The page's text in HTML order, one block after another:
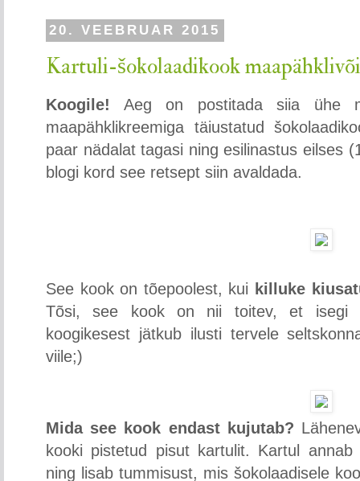
20. VEEBRUAR 2015
Kartuli-šokolaadikook
Koogile! Aeg on postitada siia ühe
maapähklikreemiga täiustatud
paar nädalat tagasi ning esilinastus eilses
blogi kord see retsept siin avaldada.
See kook on tõepoolest, kui killuke
Tõsi, see kook on nii toitev, et isegi
koogikesest jätkub ilusti tervele
viile;)
Mida see kook endast kujutab?
kooki pistetud pisut kartulit. Kartul
ning lisab tummisust, mis šokolaadisele